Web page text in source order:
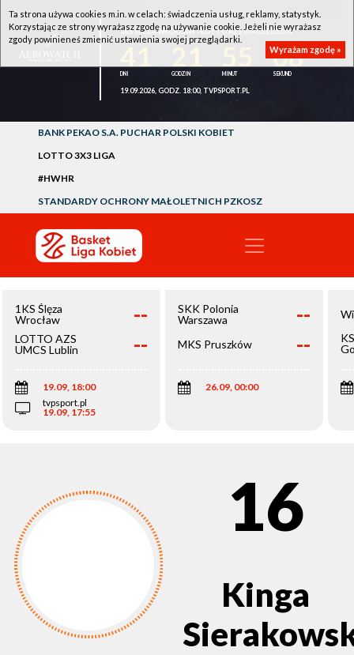
1KS ŚLĘZA WROCŁAW - LOTTO AZS UMCS LUBLIN
07
19.09.2026, GODZ. 18:00, TVPSPORT.PL
BANK PEKAO S.A. PUCHAR POLSKI KOBIET
LOTTO 3X3 LIGA
#HWHR
STANDARDY OCHRONY MAŁOLETNICH PZKOSZ
1KS Ślęza
Wrocław
--
LOTTO AZS
UMCS Lublin
--
19.09, 18:00
tvpsport.pl
19.09, 17:55
SKK Polonia
Warszawa
--
MKS Pruszków --
26.09, 00:00
16
Kinga
Ta strona używa cookies m.in. w celach: świadczenia usług, reklamy, statystyk.
Korzystając ze strony wyrażasz zgodę na używanie cookie. Jeżeli nie wyrażasz
zgody powinieneś zmienić ustawienia swojej przeglądarki.
Wyrażam zgodę »